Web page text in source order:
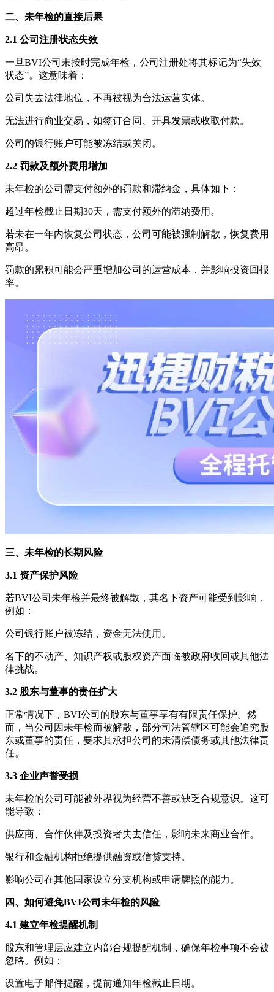
二、未年检的直接后果
2.1 公司注册状态失效
一旦BVI公司未按时完成年检，公司注册处将其标记为“失效
状态”。这意味着：
公司失去法律地位，不再被视为合法运营实体。
无法进行商业交易，如签订合同、开具发票或收取付款。
公司的银行账户可能被冻结或关闭。
2.2 罚款及额外费用增加
未年检的公司需支付额外的罚款和滞纳金，具体如下：
超过年检截止日期30天，需支付额外的滞纳费用。
若未在一年内恢复公司状态，公司可能被强制解散，恢复费用
高昂。
罚款的累积可能会严重增加公司的运营成本，并影响投资回报
率。
三、未年检的长期风险
3.1 资产保护风险
若BVI公司未年检并最终被解散，其名下资产可能受到影响，
例如：
公司银行账户被冻结，资金无法使用。
名下的不动产、知识产权或股权资产面临被政府收回或其他法
律挑战。
3.2 股东与董事的责任扩大
正常情况下，BVI公司的股东与董事享有有限责任保护。然
而，当公司因未年检而被解散，部分司法管辖区可能会追究股
东或董事的责任，要求其承担公司的未清偿债务或其他法律责
任。
3.3 企业声誉受损
未年检的公司可能被外界视为经营不善或缺乏合规意识。这可
能导致：
供应商、合作伙伴及投资者失去信任，影响未来商业合作。
银行和金融机构拒绝提供融资或信贷支持。
影响公司在其他国家设立分支机构或申请牌照的能力。
四、如何避免BVI公司未年检的风险
4.1 建立年检提醒机制
股东和管理层应建立内部合规提醒机制，确保年检事项不会被
忽略。例如：
设置电子邮件提醒，提前通知年检截止日期。